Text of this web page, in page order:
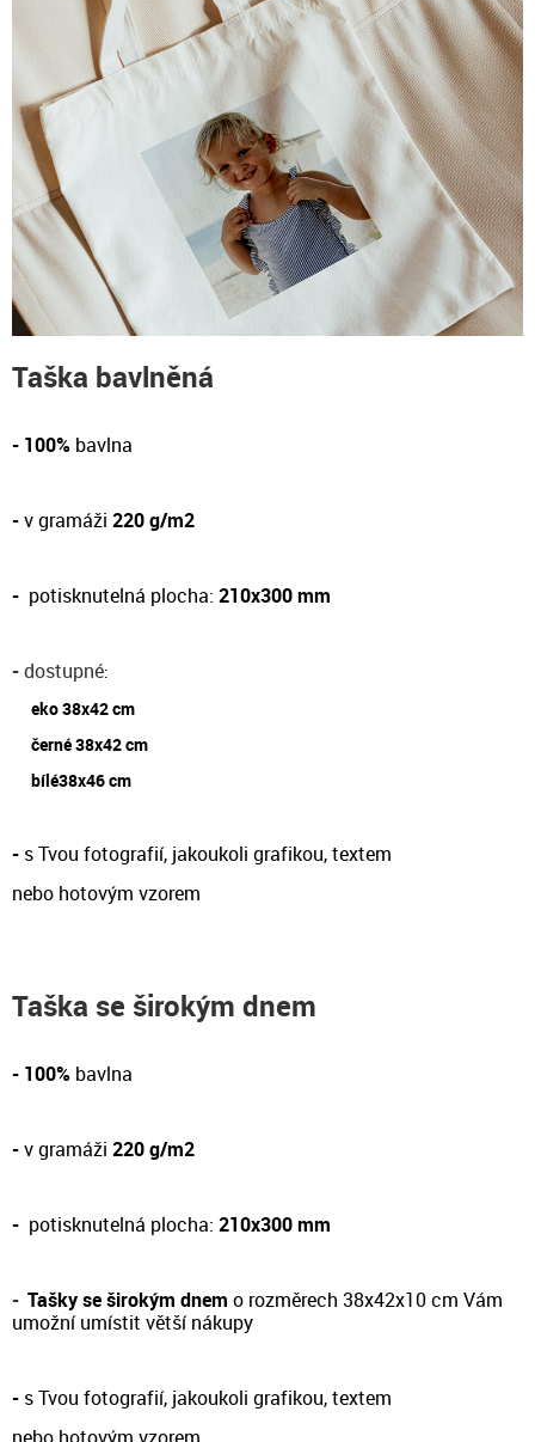
Taška bavlněná
- 100% bavlna
-v gramáži 220 g/m2
- potisknutelná plocha: 210x300 mm
-dostupné:
eko 38x42 cm
černé 38x42 cm
bílé38x46 cm
- s Tvou fotografií, jakoukoli grafikou, textem
nebo hotovým vzorem
Taška se širokým dnem
- 100% bavlna
-v gramáži 220 g/m2
- potisknutelná plocha: 210x300 mm
- Tašky se širokým dnem o rozměrech 38x42x10 cm Vám
umožní umístit větší nákupy
- s Tvou fotografií, jakoukoli grafikou, textem